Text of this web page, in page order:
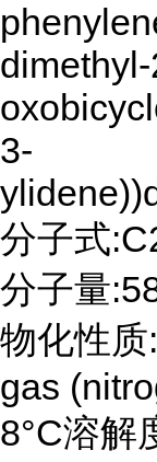
3-
分子式
分子量
物化性
gas
8°C溶解